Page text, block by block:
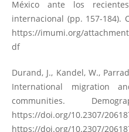
México ante los
internacional (pp. 157-184).
https://imumi.org/
df
Durand, J., Kandel, W.,
International migration
communities.
https://doi.org/10.2307/
https://doi.org/10.2307/